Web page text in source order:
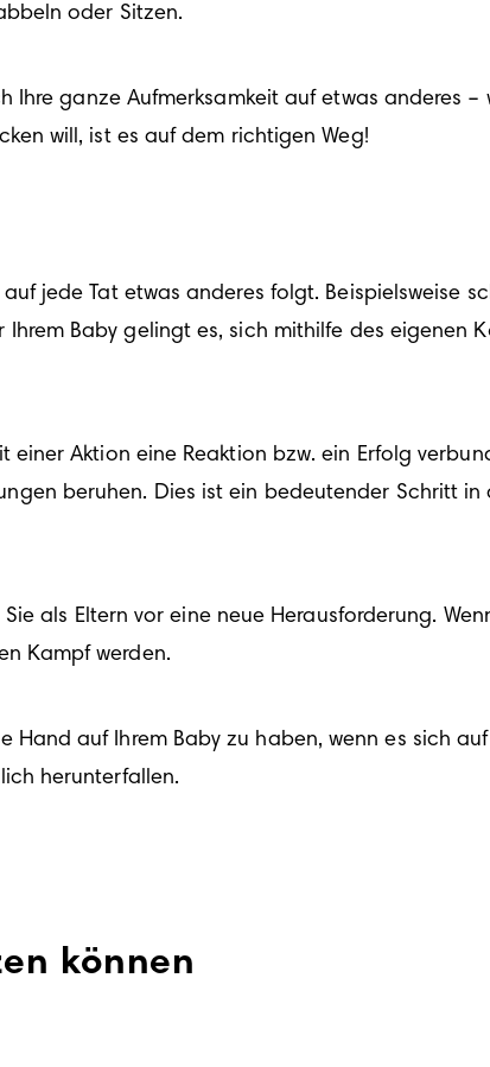
oder Sitzen.
ganze Aufmerksamkeit auf etwas anderes –
will, ist es auf dem richtigen Weg!
jede Tat etwas anderes folgt. Beispielsweise
Baby gelingt es, sich mithilfe des eigenen
Aktion eine Reaktion bzw. ein Erfolg
beruhen. Dies ist ein bedeutender Schritt in
als Eltern vor eine neue Herausforderung.
Kampf werden.
auf Ihrem Baby zu haben, wenn es sich
herunterfallen.
können